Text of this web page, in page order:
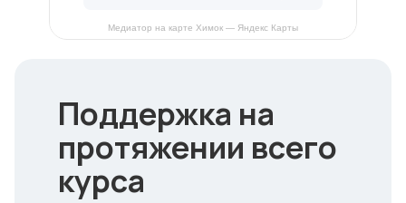
Поддержка на
протяжении всего
курса
Медиатор на карте Химок — Яндекс Карты